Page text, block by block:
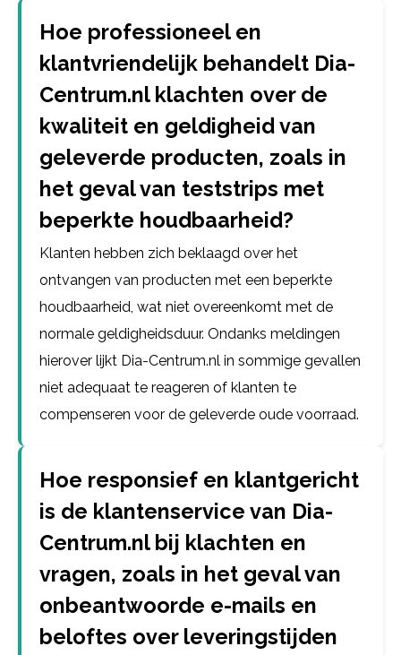
Hoe professioneel en
klantvriendelijk behandelt Dia-
Centrum.nl klachten over de
kwaliteit en geldigheid van
geleverde producten, zoals in
het geval van teststrips met
beperkte houdbaarheid?
Klanten hebben zich beklaagd over het
ontvangen van producten met een beperkte
houdbaarheid, wat niet overeenkomt met de
normale geldigheidsduur. Ondanks meldingen
hierover lijkt Dia-Centrum.nl in sommige gevallen
niet adequaat te reageren of klanten te
compenseren voor de geleverde oude voorraad.
Hoe responsief en klantgericht
is de klantenservice van Dia-
Centrum.nl bij klachten en
vragen, zoals in het geval van
onbeantwoorde e-mails en
beloftes over leveringstijden